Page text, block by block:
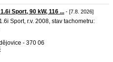
Sport, 90 kW, 116 ... - [7.8. 2026]
Sport, r.v. 2008, stav tachometru:
- 370 06